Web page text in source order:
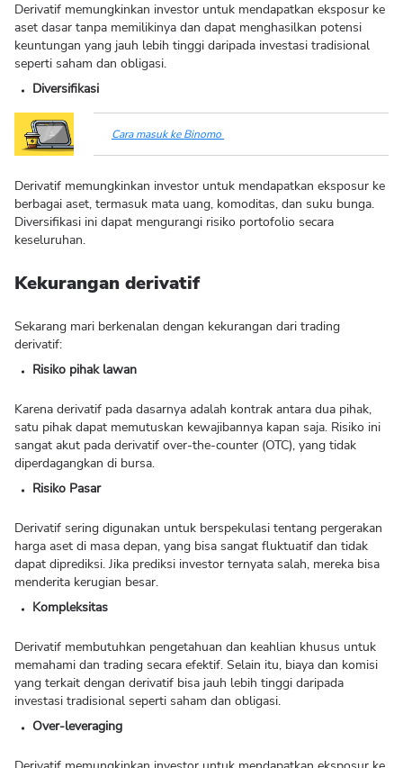
Derivatif memungkinkan investor untuk mendapatkan eksposur ke
aset dasar tanpa memilikinya dan dapat menghasilkan potensi
keuntungan yang jauh lebih tinggi daripada investasi tradisional
seperti saham dan obligasi.
Diversifikasi
Cara masuk ke Binomo
Derivatif memungkinkan investor untuk mendapatkan eksposur ke
berbagai aset, termasuk mata uang, komoditas, dan suku bunga.
Diversifikasi ini dapat mengurangi risiko portofolio secara
keseluruhan.
Kekurangan derivatif
Sekarang mari berkenalan dengan kekurangan dari trading
derivatif:
Risiko pihak lawan
Karena derivatif pada dasarnya adalah kontrak antara dua pihak,
satu pihak dapat memutuskan kewajibannya kapan saja. Risiko ini
sangat akut pada derivatif over-the-counter (OTC), yang tidak
diperdagangkan di bursa.
Risiko Pasar
Derivatif sering digunakan untuk berspekulasi tentang pergerakan
harga aset di masa depan, yang bisa sangat fluktuatif dan tidak
dapat diprediksi. Jika prediksi investor ternyata salah, mereka bisa
menderita kerugian besar.
Kompleksitas
Derivatif membutuhkan pengetahuan dan keahlian khusus untuk
memahami dan trading secara efektif. Selain itu, biaya dan komisi
yang terkait dengan derivatif bisa jauh lebih tinggi daripada
investasi tradisional seperti saham dan obligasi.
Over-leveraging